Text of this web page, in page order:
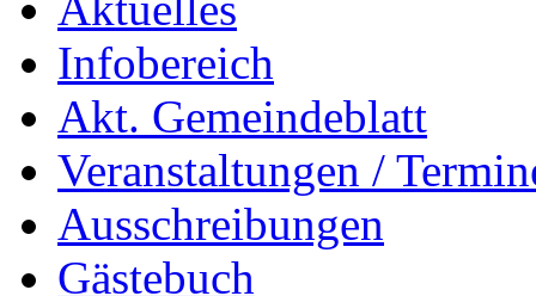
Infobereich
Akt. Gemeindeblatt
Veranstaltungen /
Ausschreibungen
Gästebuch